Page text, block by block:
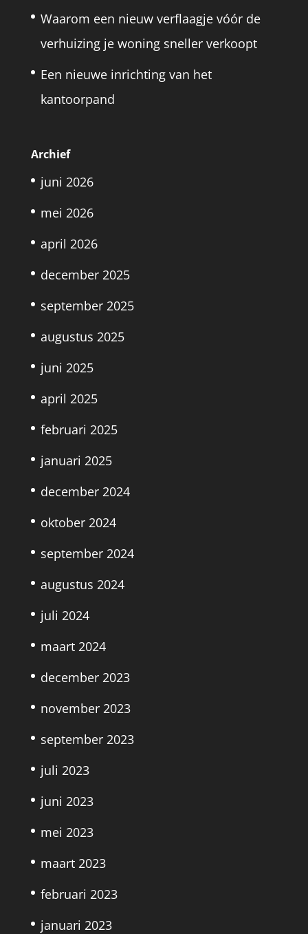
Waarom een nieuw verflaagje vóór de
verhuizing je woning sneller verkoopt
Een nieuwe inrichting van het
kantoorpand
Archief
juni 2026
mei 2026
april 2026
december 2025
september 2025
augustus 2025
juni 2025
april 2025
februari 2025
januari 2025
december 2024
oktober 2024
september 2024
augustus 2024
juli 2024
maart 2024
december 2023
november 2023
september 2023
juli 2023
juni 2023
mei 2023
maart 2023
februari 2023
januari 2023